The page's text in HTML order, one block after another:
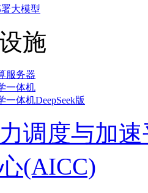
大模型
施
服务器
一体机
体机DeepSeek版
调度与加
(AICC)